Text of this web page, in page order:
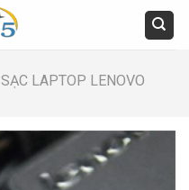
SẠC LAPTOP LENOVO